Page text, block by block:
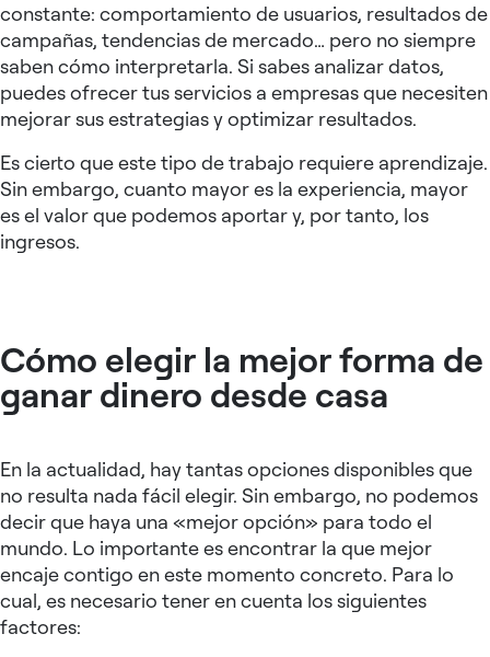
constante: comportamiento de usuarios, resultados de
campañas, tendencias de mercado… pero no siempre
saben cómo interpretarla. Si sabes analizar datos,
puedes ofrecer tus servicios a empresas que necesiten
mejorar sus estrategias y optimizar resultados.
Es cierto que este tipo de trabajo requiere aprendizaje.
Sin embargo, cuanto mayor es la experiencia, mayor
es el valor que podemos aportar y, por tanto, los
ingresos.
Cómo elegir la mejor forma de
ganar dinero desde casa
En la actualidad, hay tantas opciones disponibles que
no resulta nada fácil elegir. Sin embargo, no podemos
decir que haya una «mejor opción» para todo el
mundo. Lo importante es encontrar la que mejor
encaje contigo en este momento concreto. Para lo
cual, es necesario tener en cuenta los siguientes
factores: